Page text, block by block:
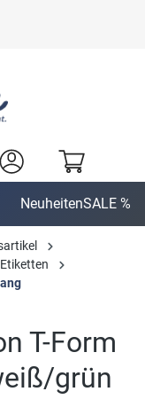
NeuheitenSALE %
Etiketten
T-Form
grün